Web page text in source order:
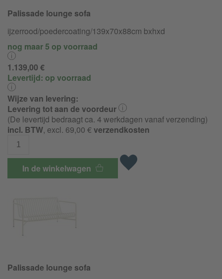
Palissade lounge sofa
ijzerrood/poedercoating/139x70x88cm bxhxd
nog maar 5 op voorraad
1.139,00 €
Levertijd: op voorraad
Wijze van levering:
Levering tot aan de voordeur
(De levertijd bedraagt ca. 4 werkdagen vanaf verzending)
incl. BTW, excl. 69,00 €verzendkosten
In de winkelwagen
Palissade lounge sofa